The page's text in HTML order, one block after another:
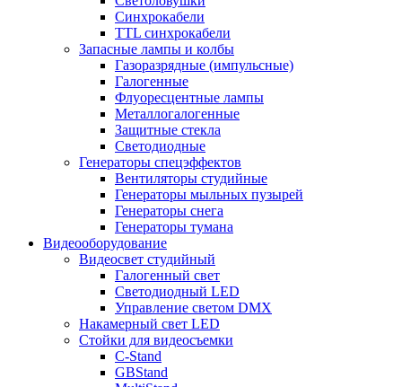
Синхрокабели
TTL синхрокабели
Запасные лампы и колбы
Газоразрядные (импульсные)
Галогенные
Флуоресцентные лампы
Металлогалогенные
Защитные стекла
Светодиодные
Генераторы спецэффектов
Вентиляторы студийные
Генераторы мыльных пузырей
Генераторы снега
Генераторы тумана
Видеооборудование
Видеосвет студийный
Галогенный свет
Светодиодный LED
Управление светом DMX
Накамерный свет LED
Стойки для видеосъемки
C-Stand
GBStand